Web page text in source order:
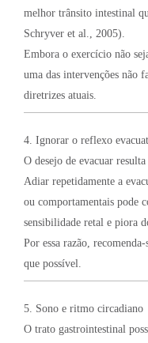
melhor trânsito intestinal
Schryver et al., 2005).
Embora o exercício não
uma das intervenções não
diretrizes atuais.
4. Ignorar o reflexo
O desejo de evacuar
Adiar repetidamente a
ou comportamentais pode
sensibilidade retal e piora
Por essa razão,
que possível.
5. Sono e ritmo circadiano
O trato gastrointestinal